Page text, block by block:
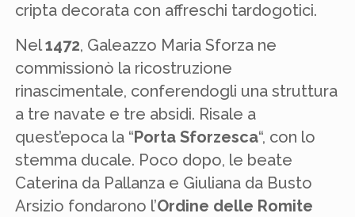
cripta decorata con affreschi tardogotici.
Nel1472, Galeazzo Maria Sforza ne
commissionò la ricostruzione
rinascimentale, conferendogli una struttura
a tre navate e tre absidi. Risale a
quest’epoca la “Porta Sforzesca“, con lo
stemma ducale. Poco dopo, le beate
Caterina da Pallanza e Giuliana da Busto
Arsizio fondarono l’Ordine delle Romite